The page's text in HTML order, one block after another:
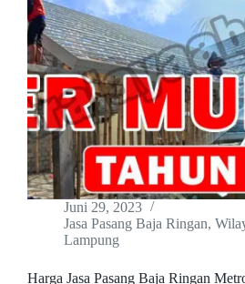
Juni 29, 2023
Jasa Pasang Baja Ringan,
Lampung
Harga Jasa Pasang Baja Ringan